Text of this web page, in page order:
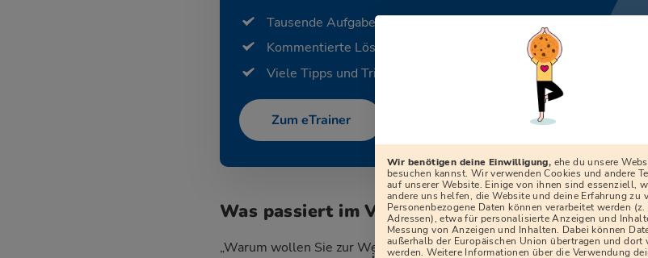
Tausende Aufgaben
Kommentierte Lösungen
Viele Tipps und Tricks
Zum eTrainer
Was passiert im Vorstellungsgespräch der
„Warum wollen Sie zur Werkfeuerwehr“? „Was wissen Sie über unseren
Wir benötigen deine Einwilligung, ehe du unsere
besuchen kannst. Wir verwenden Cookies und andere
auf unserer Website. Einige von ihnen sind essenziell,
andere uns helfen, die Website und deine Erfahrung zu
Personenbezogene Daten können verarbeitet werden (z.
Adressen), etwa für personalisierte Anzeigen und
Messung von Anzeigen und Inhalten. Dabei können
außerhalb der Europäischen Union übertragen und dort
werden. Weitere Informationen über die Verwendung